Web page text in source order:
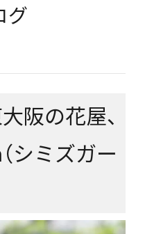
グ
阪の花屋、
シミズガー